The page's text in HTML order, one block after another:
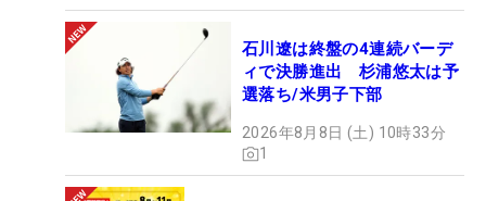
石川遼は終盤の4連続バーデ
ィで決勝進出 杉浦悠太は予
選落ち/米男子下部
2026年8月8日 (土) 10時33分
1